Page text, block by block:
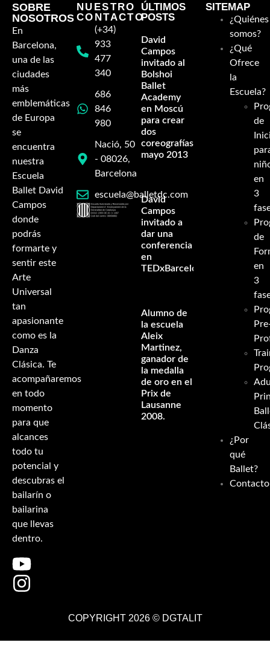
SOBRE
NOSOTROS
En
Barcelona,
una de las
ciudades
más
emblemáticas
de Europa
se
encuentra
nuestra
Escuela
Ballet David
Campos
donde
podrás
formarte y
sentir este
Arte
Universal
tan
apasionante
como es la
Danza
Clásica. Te
acompañaremos
en todo
momento
para que
alcances
todo tu
potencial y
descubras el
bailarín o
bailarina
que llevas
dentro.
NUESTRO
CONTACTO
(+34)
933
477
340
686
846
980
Nació, 50
- 08026,
Barcelona
escuela@balletdc.com
ÚLTIMOS
POSTS
David
Campos
invitado al
Bolshoi
Ballet
Academy
en Moscú
para crear
dos
coreografías-
mayo 2013
David
Campos
invitado a
dar una
conferencia
en
TEDxBarcelona
Alumno de
la escuela
Aleix
Martinez,
ganador de
la medalla
de oro en el
Prix de
Lausanne
2008.
SITEMAP
¿Quiénes
somos?
¿Qué
Ofrece
la
Escuela?
de
en
3
de
en
3
¿Por
qué
Ballet?
Contacto
COPYRIGHT 2026 © DGTALIT